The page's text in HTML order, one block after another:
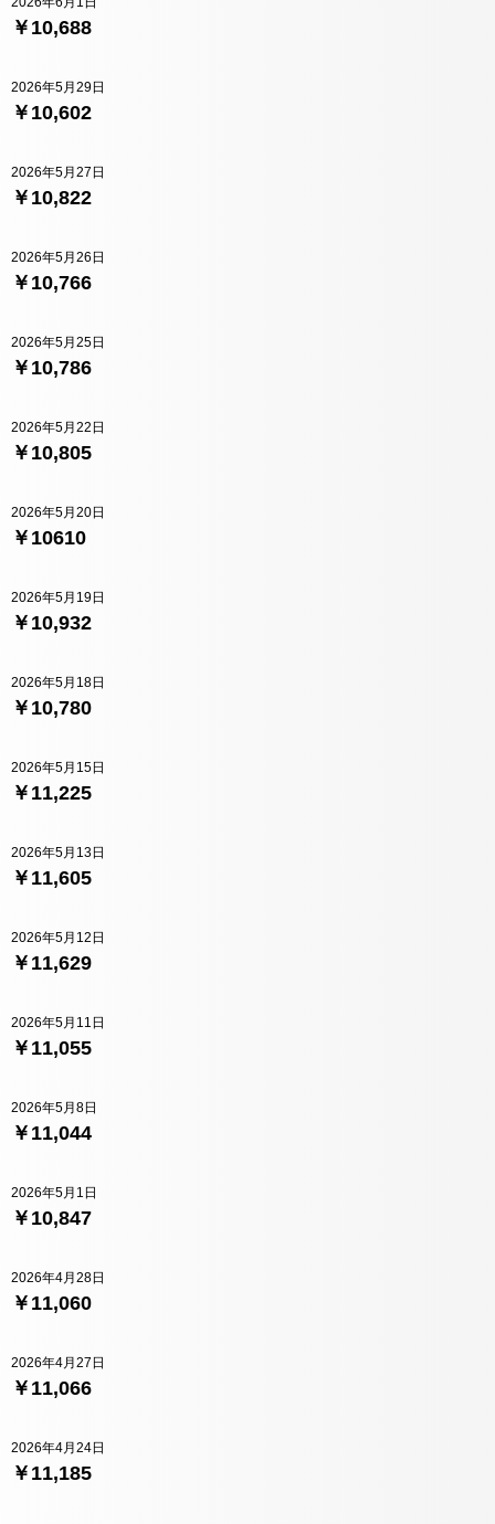
￥10,688
￥10,602
2026年5月29日
￥10,822
2026年5月27日
￥10,766
2026年5月26日
￥10,786
2026年5月25日
￥10,805
2026年5月22日
￥10610
2026年5月20日
￥10,932
2026年5月19日
￥10,780
2026年5月18日
￥11,225
2026年5月15日
￥11,605
2026年5月13日
￥11,629
2026年5月12日
￥11,055
2026年5月11日
￥11,044
2026年5月8日
￥10,847
2026年5月1日
￥11,060
2026年4月28日
￥11,066
2026年4月27日
￥11,185
2026年4月24日